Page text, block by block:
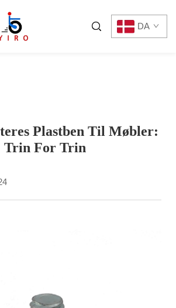
DA
Plastben Til Møbler:
Trin For Trin